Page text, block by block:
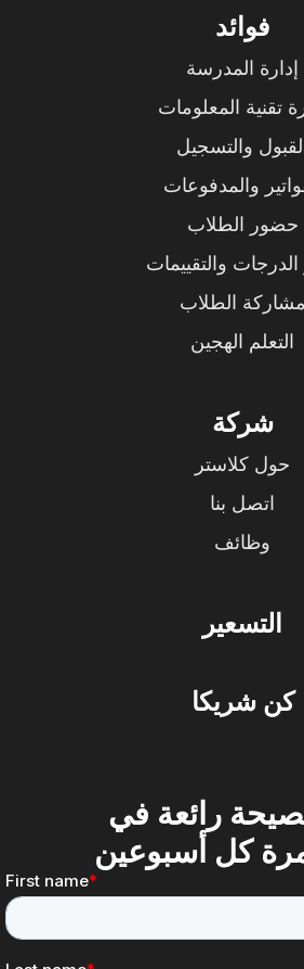
فوائد
إدارة المدرسة
تقنية المعلومات
والتسجيل
والمدفوعات
حضور الطلاب
الدرجات والتقييمات
مشاركة الطلاب
التعلم الهجين
شركة
حول كلاستر
اتصل بنا
وظائف
التسعير
كن شريكا
رائعة في
كل أسبوعين